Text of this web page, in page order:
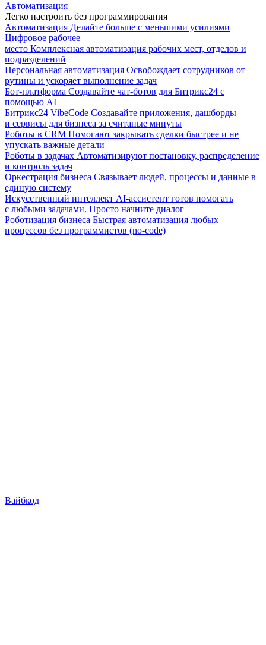
Автоматизация
Легко настроить без программирования
Автоматизация Делайте больше с меньшими усилиями
Цифровое рабочее
место Комплексная автоматизация рабочих мест, отделов и
подразделений
Персональная автоматизация Освобождает сотрудников от
рутины и ускоряет выполнение задач
Бот-платформа Создавайте чат-ботов для Битрикс24 с
помощью AI
Битрикс24 VibeCode Создавайте приложения, дашборды
и сервисы для бизнеса за считаные минуты
Роботы в CRM Помогают закрывать сделки быстрее и не
упускать важные детали
Роботы в задачах Автоматизируют постановку, распределение
и контроль задач
Оркестрация бизнеса Связывает людей, процессы и данные в
единую систему
Искусственный интеллект AI-ассистент готов помогать
с любыми задачами. Просто начните диалог
Роботизация бизнеса Быстрая автоматизация любых
процессов без программистов (no-code)
Вайбкод